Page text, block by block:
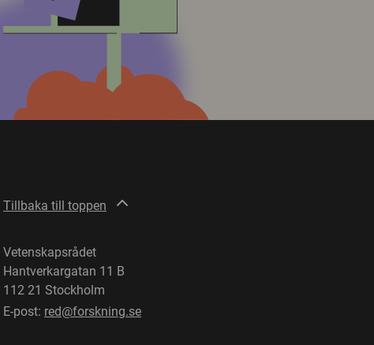
Tillbaka till toppen
Vetenskapsrådet
Hantverkargatan 11 B
112 21 Stockholm
E-post: red@forskning.se